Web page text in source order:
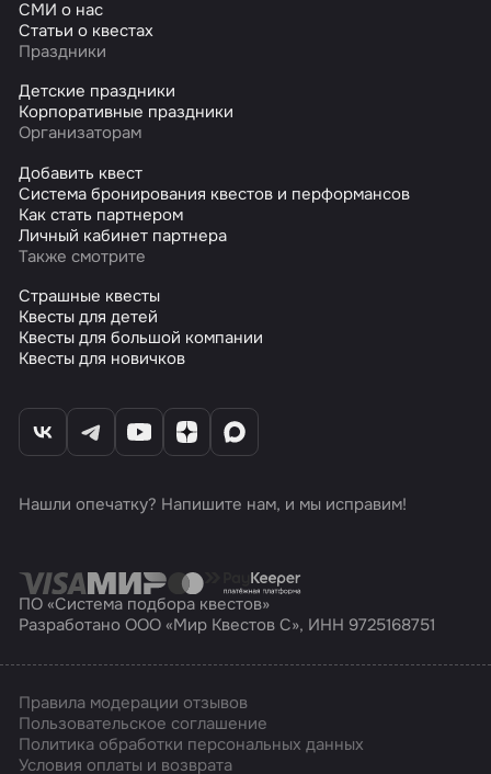
СМИ о нас
Статьи о квестах
Праздники
Детские праздники
Корпоративные праздники
Организаторам
Добавить квест
Система бронирования квестов и перформансов
Как стать партнером
Личный кабинет партнера
Также смотрите
Страшные квесты
Квесты для детей
Квесты для большой компании
Квесты для новичков
Нашли опечатку? Напишите нам, и мы исправим!
ПО «Система подбора квестов»
Разработано ООО «Мир Квестов С», ИНН 9725168751
Правила модерации отзывов
Пользовательское соглашение
Политика обработки персональных данных
Условия оплаты и возврата